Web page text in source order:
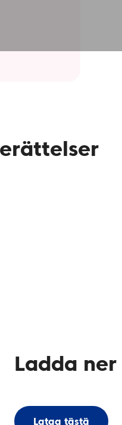
Ladda
Lataa tästä